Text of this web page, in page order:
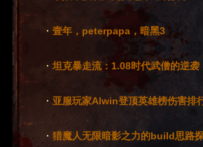
· 壹年，peterpapa，暗黑3
·坦克暴走流：1.08时代武僧的逆袭
·亚服玩家Alwin登顶英雄榜伤害排
· 猎魔人无限暗影之力的build思路